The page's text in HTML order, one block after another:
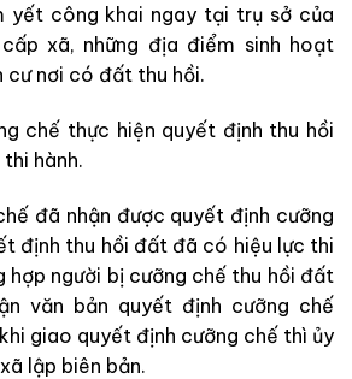
yết công khai ngay tại trụ sở của
xã, những địa điểm sinh hoạt
cư nơi có đất thu hồi.
chế thực hiện quyết định thu hồi
hành.
đã nhận được quyết định cưỡng
định thu hồi đất đã có hiệu lực thi
hợp người bị cưỡng chế thu hồi đất
văn bản quyết định cưỡng chế
giao quyết định cưỡng chế thì ủy
lập biên bản.